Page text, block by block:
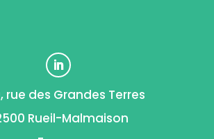
rue des Grandes Terres
Rueil-Malmaison